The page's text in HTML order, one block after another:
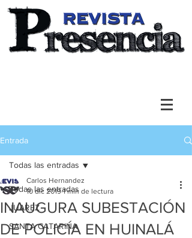
Entrada
Todas las entradas
JUAREZ
SANTA CATARINA
Todas las entradas
INAUGURA SUBESTACIÓN
DE POLICÍA EN HUINALÁ
Carlos Hernandez
10 dic 2019 1 min de lectura